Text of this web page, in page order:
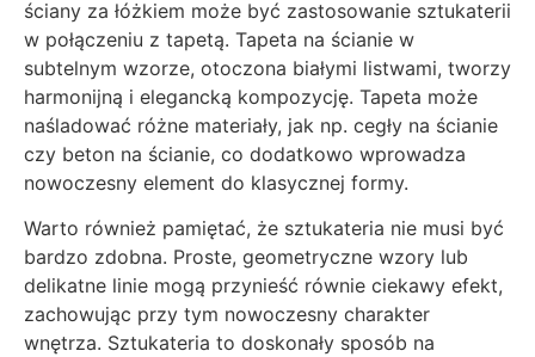
ściany za łóżkiem może być zastosowanie sztukaterii
w połączeniu z tapetą. Tapeta na ścianie w
subtelnym wzorze, otoczona białymi listwami, tworzy
harmonijną i elegancką kompozycję. Tapeta może
naśladować różne materiały, jak np. cegły na ścianie
czy beton na ścianie, co dodatkowo wprowadza
nowoczesny element do klasycznej formy.
Warto również pamiętać, że sztukateria nie musi być
bardzo zdobna. Proste, geometryczne wzory lub
delikatne linie mogą przynieść równie ciekawy efekt,
zachowując przy tym nowoczesny charakter
wnętrza. Sztukateria to doskonały sposób na